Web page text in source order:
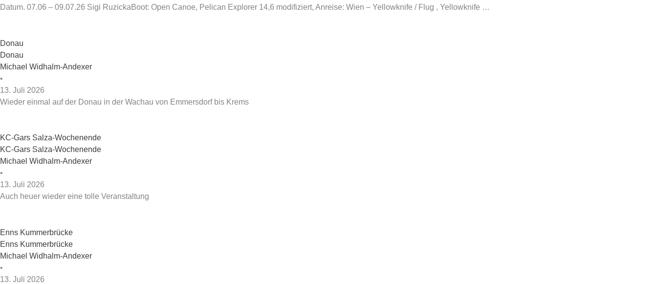
Datum. 07.06 – 09.07.26 Sigi RuzickaBoot: Open Canoe, Pelican Explorer 14,6 modifiziert, Anreise: Wien – Yellowknife / Flug , Yellowknife …
Donau
Donau
Michael Widhalm-Andexer
•
13. Juli 2026
Wieder einmal auf der Donau in der Wachau von Emmersdorf bis Krems
KC-Gars Salza-Wochenende
KC-Gars Salza-Wochenende
Michael Widhalm-Andexer
•
13. Juli 2026
Auch heuer wieder eine tolle Veranstaltung
Enns Kummerbrücke
Enns Kummerbrücke
Michael Widhalm-Andexer
•
13. Juli 2026